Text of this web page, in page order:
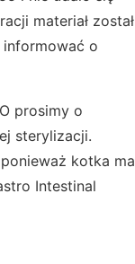
materiał został
o
prosimy o
sterylizacji.
kotka ma
Intestinal